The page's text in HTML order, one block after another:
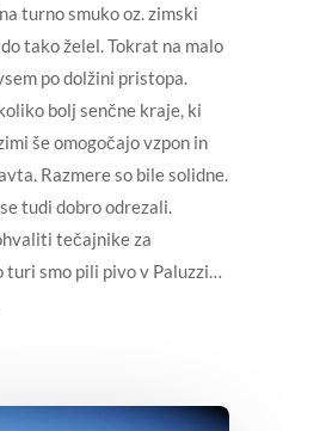
turno smuko oz. zimski
tako želel. Tokrat na malo
po dolžini pristopa.
bolj senčne kraje, ki
še omogočajo vzpon in
Razmere so bile solidne.
tudi dobro odrezali.
tečajnike za
turi smo pili pivo v Paluzzi…